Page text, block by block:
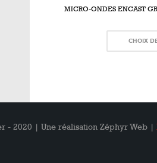
MICRO-ONDES ENCAST
CHOIX
- 2020 | Une réalisation Zéphyr Web |